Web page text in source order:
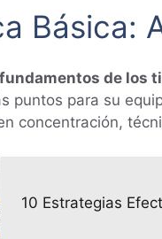
Básica:
fundamentos de los
puntos para su
concentración,
10 Estrategias